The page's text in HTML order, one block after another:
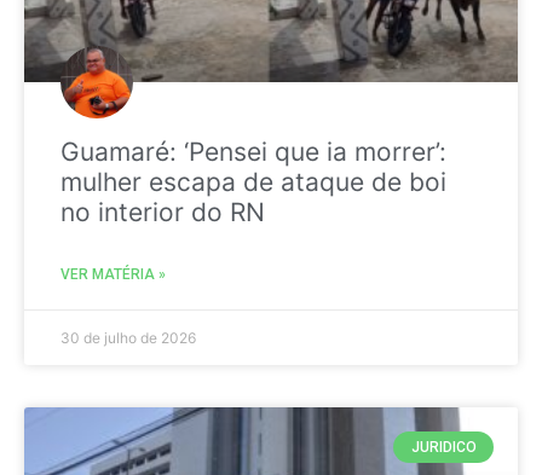
Guamaré: ‘Pensei que ia morrer’:
mulher escapa de ataque de boi
no interior do RN
VER MATÉRIA »
30 de julho de 2026
JURIDICO